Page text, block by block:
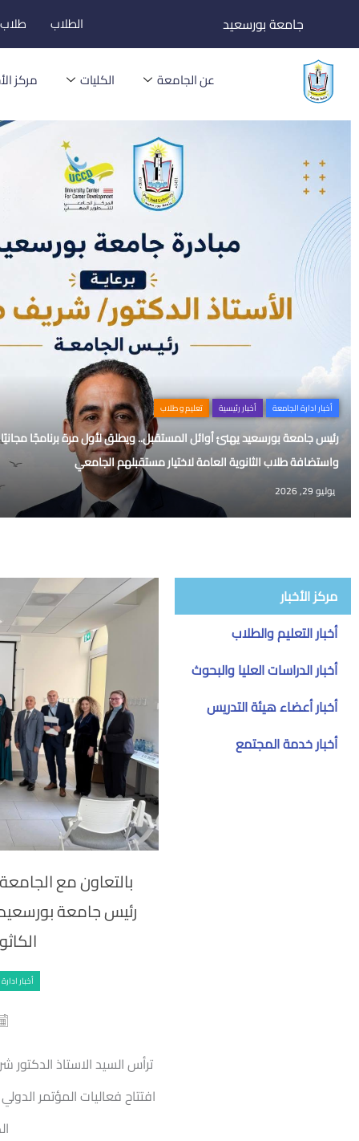
إلى
المحتوى
جامعة بورسعيد الطلاب طلاب
عن الجامعة الكليات مركز
أخبار ادارة الجامعة أخبار رئيسية تعليم و طلاب
رئيس جامعة بورسعيد يهنئ أوائل المستقبل.. ويطلق لأول مرة برنامجًا مجانيًا
واستضافة طلاب الثانوية العامة لاختيار مستقبلهم الجامعي
يوليو 29, 2026
مركز الأخبار
أخبار التعليم والطلاب
أخبار الدراسات العليا والبحوث
أخبار أعضاء هيئة التدريس
أخبار خدمة المجتمع
بالتعاون مع الجامعة
رئيس جامعة بورسعيد
أخبار
ترأس السيد الاستاذ
افتتاح فعاليات المؤتمر